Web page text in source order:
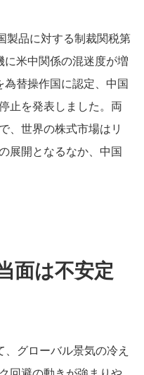
製品に対する制裁関税第
米中関係の混迷度が増
替操作国に認定、中国
止を発表しました。両
、世界の株式市場はリ
展開となるなか、中国
面は不安定
グローバル景気の冷え